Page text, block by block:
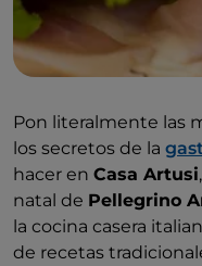
Pon literalmente las
los secretos de la
hacer en Casa Artusi
natal de Pellegrino
la cocina casera
de recetas